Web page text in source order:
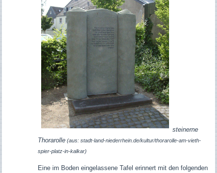
steinerne
Thorarolle(aus: stadt-land-niederrhein.de/kultur/thorarolle-am-vieth-
spier-platz-in-kalkar)
Eine im Boden eingelassene Tafel erinnert mit den folgenden